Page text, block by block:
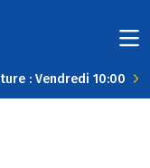
: Vendredi 10:00